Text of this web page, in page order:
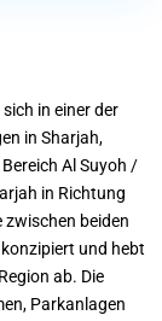
in einer der
in Sharjah,
Al Suyoh /
in Richtung
beiden
und hebt
ab. Die
Parkanlagen